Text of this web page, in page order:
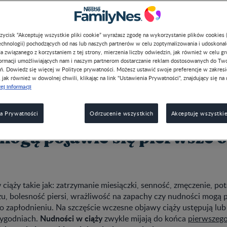
ciąża trwa 9 miesięcy. Ale czy tak jest na pewno?
z regułą Naegelego średni czas trwania ciąży wynosi 40
pierwszy dzień ostatniej miesiączki. Jednak biologiczny czas
momentu zapłodnienia. Zgodnie z tą metodą obliczania
o dwa tygodnie krócej.
pojawić się pierwsze
takie jak: zatrzymanie miesiączki, senność, zmęczenie,
bolesność piersi, wrażliwość na zapachy czy nudności mogą
zapłodnieniu. Na szczęście wczesne objawy ciąży ustępują
Nudności w ciążyzwykle mijają do końca
“Akceptuję wszystkie pliki cookie” wyrażasz zgodę na wykorzystanie plików cookies
pochodzących od nas lub naszych partnerów w celu zoptymalizowania i
związanego z korzystaniem z tej strony, mierzenia liczby odwiedzin, jak również w celu
umożliwiających nam i naszym partnerom dostarczanie reklam dostosowanych do
Dowiedz się więcej w Polityce prywatności. Możesz ustawić swoje preferencje w
również w dowolnej chwili, klikając na link "Ustawienia Prywatności", znajdujący się na
informacji
Prywatności Odrzucenie wszystkich Akceptuję